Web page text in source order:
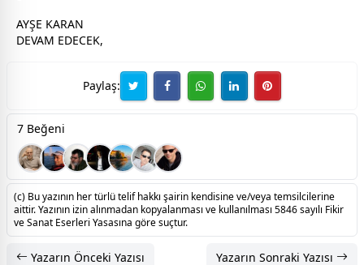
AYŞE KARAN
DEVAM EDECEK,
Paylaş:
7 Beğeni
(c) Bu yazının her türlü telif hakkı şairin kendisine ve/veya temsilcilerine
aittir. Yazının izin alınmadan kopyalanması ve kullanılması 5846 sayılı Fikir
ve Sanat Eserleri Yasasına göre suçtur.
Yazarın Önceki Yazısı Yazarın Sonraki Yazısı